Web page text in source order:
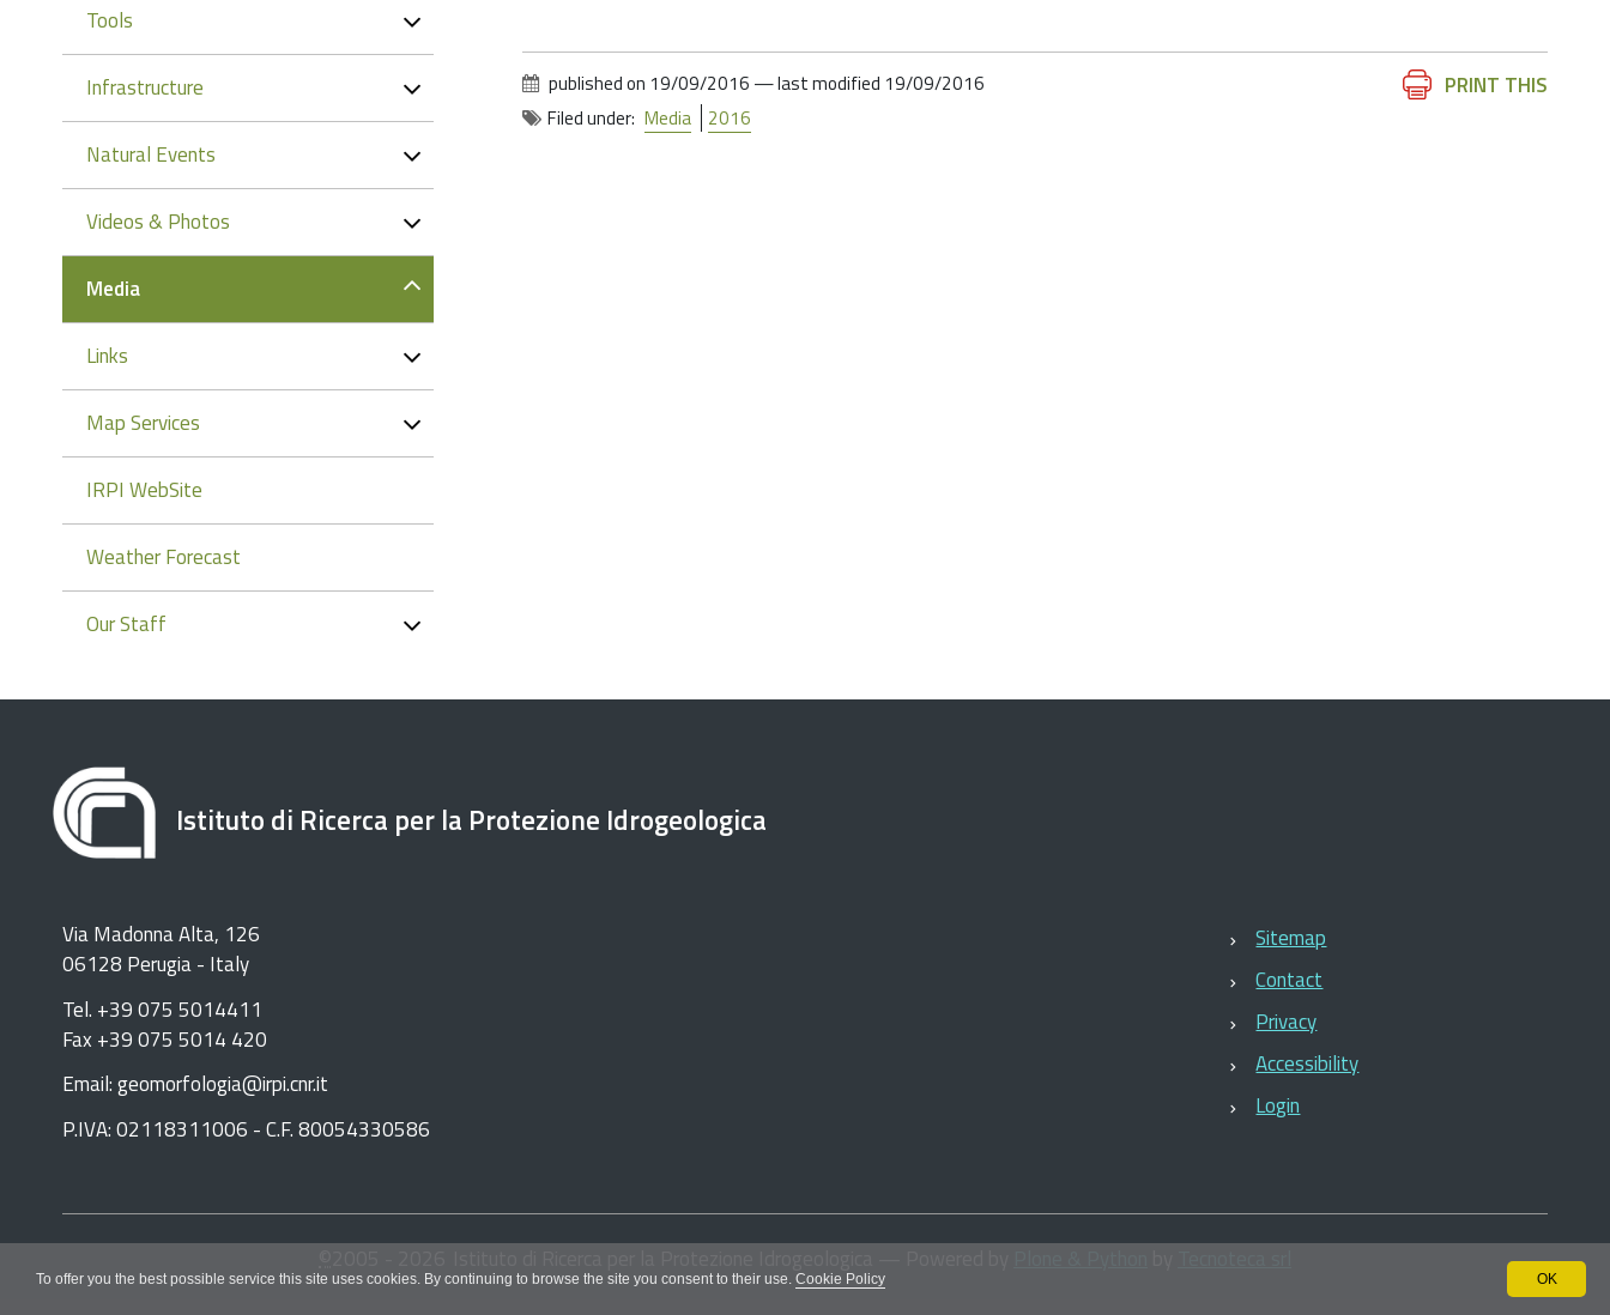
To offer you the best possible service this site uses cookies. By continuing to browse the site you consent to their use. Cookie Policy OK
DocumentPRINT THIS
published on 19/09/2016 —last modified 19/09/2016
Filed under: Media 2016
Tools
Infrastructure
Natural Events
Videos & Photos
Media
Links
Map Services
IRPI WebSite
Weather Forecast
Our Staff
Istituto di Ricerca per la Protezione Idrogeologica
Via Madonna Alta, 126
06128 Perugia - Italy
Tel. +39 075 5014411
Fax +39 075 5014 420
Email: geomorfologia@irpi.cnr.it
P.IVA: 02118311006 - C.F. 80054330586
Sitemap
Contact
Privacy
Accessibility
Login